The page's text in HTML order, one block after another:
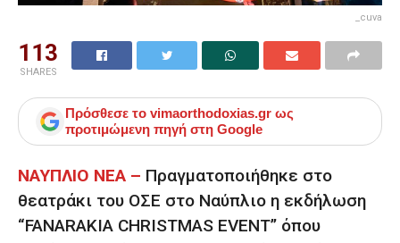
_cuva
113
SHARES
Πρόσθεσε το vimaorthodoxias.gr ως
προτιμώμενη πηγή στη Google
ΝΑΥΠΛΙΟ ΝΕΑ – Πραγματοποιήθηκε στο
θεατράκι του ΟΣΕ στο Ναύπλιο η εκδήλωση
“FANARAKIA CHRISTMAS EVENT” όπου